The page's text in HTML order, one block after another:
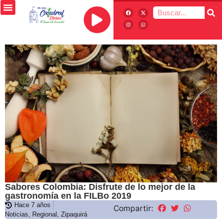
Sabores Colombia: Disfrute de lo mejor de la
gastronomía en la FILBo 2019
Hace 7 años
Noticias, Regional , Zipaquirá
Compartir: